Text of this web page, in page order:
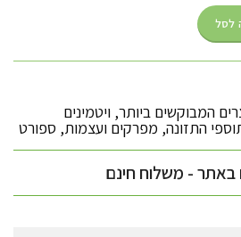
לסל
המבוקשים ביותר, ויטמינים
התזונה, מפרקים ועצמות, ספורט